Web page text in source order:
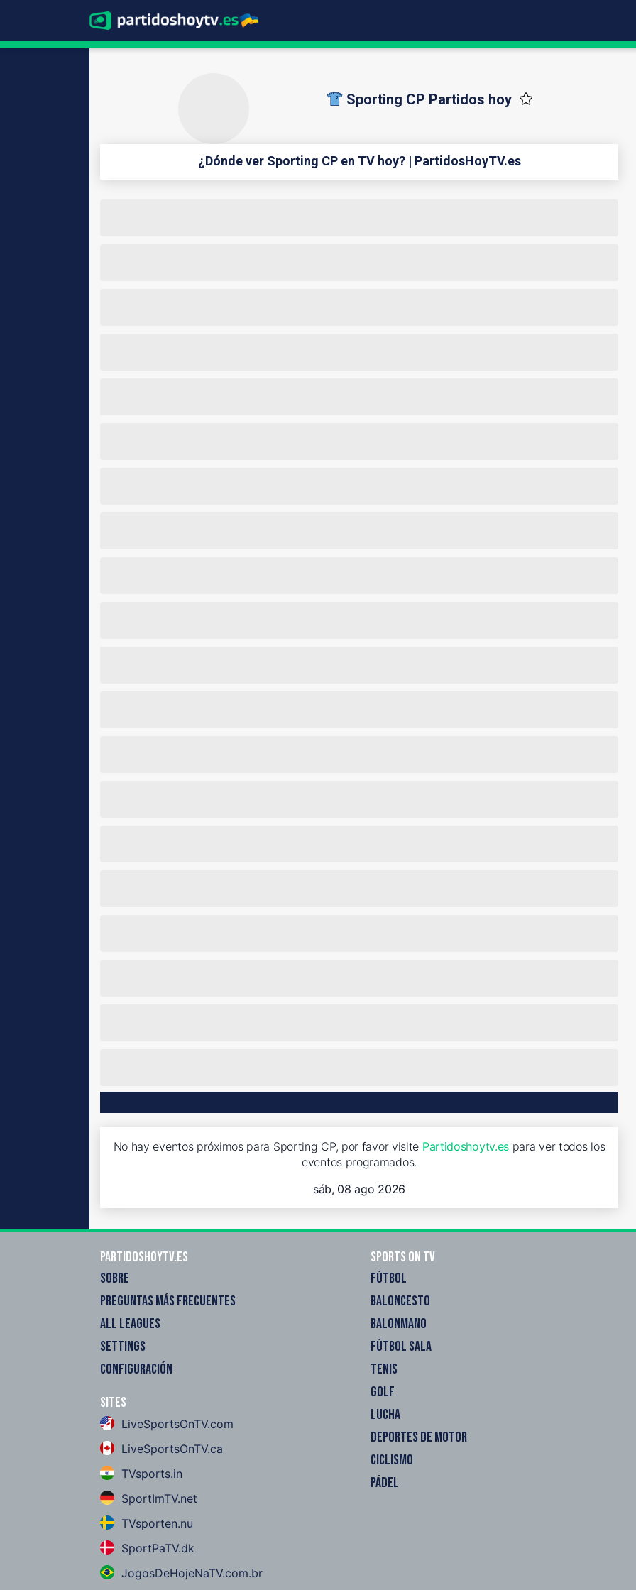
Sporting CP Partidos hoy
¿Dónde ver Sporting CP en TV hoy? | PartidosHoyTV.es
No hay eventos próximos para Sporting CP, por favor visite Partidoshoytv.es para ver todos los
eventos programados.
sáb, 08 ago 2026
Partidoshoytv.es
SOBRE
PREGUNTAS MÁS FRECUENTES
ALL LEAGUES
SETTINGS
CONFIGURACIÓN
Sites
LiveSportsOnTV.com
LiveSportsOnTV.ca
TVsports.in
SportImTV.net
TVsporten.nu
SportPaTV.dk
JogosDeHojeNaTV.com.br
Sports on TV
FÚTBOL
BALONCESTO
BALONMANO
FÚTBOL SALA
TENIS
GOLF
LUCHA
DEPORTES DE MOTOR
CICLISMO
PÁDEL